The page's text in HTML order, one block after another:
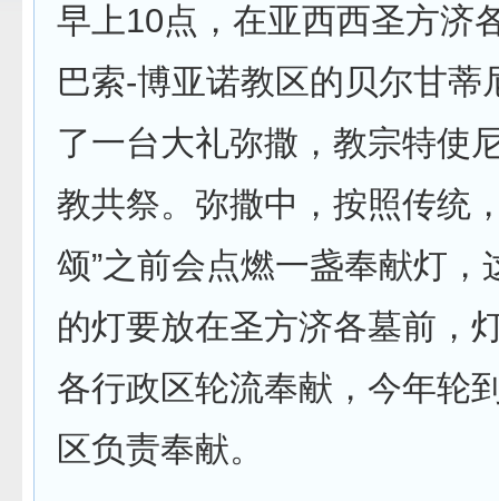
早上10点，在亚西西圣方济
巴索-博亚诺教区的贝尔甘蒂
了一台大礼弥撒，教宗特使
教共祭。弥撒中，按照传统
颂”之前会点燃一盏奉献灯，
的灯要放在圣方济各墓前，
各行政区轮流奉献，今年轮
区负责奉献。